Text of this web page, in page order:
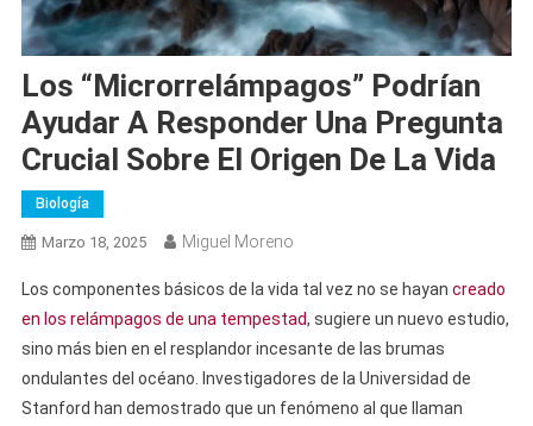
Los “microrrelámpagos” Podrían
Ayudar A Responder Una Pregunta
Crucial Sobre El Origen De La Vida
Biología
Marzo 18, 2025 Miguel Moreno
Los componentes básicos de la vida tal vez no se hayan creado
en los relámpagos de una tempestad, sugiere un nuevo estudio,
sino más bien en el resplandor incesante de las brumas
ondulantes del océano. Investigadores de la Universidad de
Stanford han demostrado que un fenómeno al que llaman